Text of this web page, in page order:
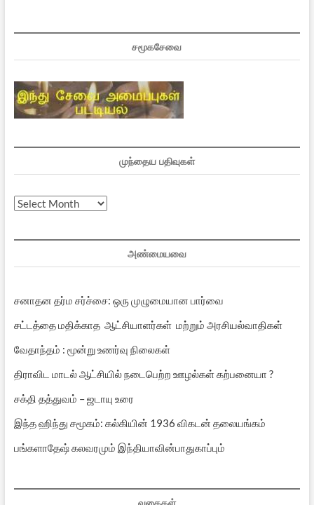
சமூகசேவை
முந்தைய பதிவுகள்
முந்தைய
அண்மையவை
சனாதன தர்ம சர்ச்சை: ஒரு முழுமையான பார்வை
சட்டத்தை மதிக்காத ஆட்சியாளர்கள் மற்றும் அரசியல்வாதிகள்
வேதாந்தம் : மூன்று உணர்வு நிலைகள்
திராவிட மாடல் ஆட்சியில் நடைபெற்ற ஊழல்கள் கற்பனையா ?
சக்தி தத்துவம் – ஜடாயு உரை
இந்த ஹிந்து சமூகம்: கல்கியின் 1936 விகடன் தலையங்கம்
பங்களாதேஷ் கலவரமும் இந்தியாவின்பாதுகாப்பும்